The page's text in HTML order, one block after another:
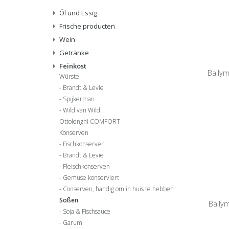
Öl und Essig
Frische producten
Wein
Getränke
Feinkost
Würste
Brandt & Levie
Spijkerman
Wild van Wild
Ottolenghi COMFORT
Konserven
Fischkonserven
Brandt & Levie
Fleischkonserven
Gemüse konserviert
Conserven, handig om in huis te hebben
Soßen
Soja & Fischsauce
Garum